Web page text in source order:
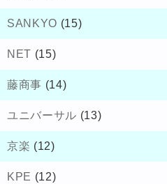
SANKYO (15)
NET (15)
藤商事 (14)
ユニバーサル (13)
京楽 (12)
KPE (12)